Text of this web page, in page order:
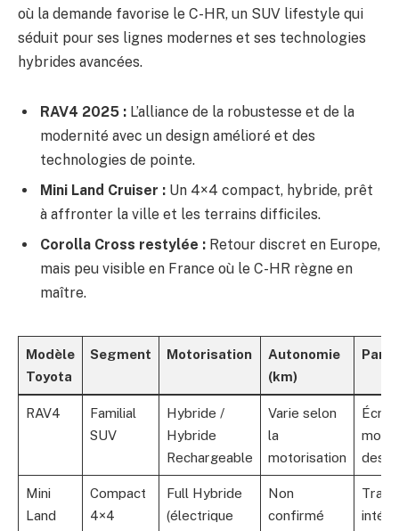
où la demande favorise le C-HR, un SUV lifestyle qui
séduit pour ses lignes modernes et ses technologies
hybrides avancées.
RAV4 2025 : L’alliance de la robustesse et de la
modernité avec un design amélioré et des
technologies de pointe.
Mini Land Cruiser : Un 4×4 compact, hybride, prêt
à affronter la ville et les terrains difficiles.
Corolla Cross restylée : Retour discret en Europe,
mais peu visible en France où le C-HR règne en
maître.
Modèle
Toyota
Segment Motorisation
Autonomie
(km)
RAV4
Familial
SUV
Hybride /
Hybride
Rechargeable
Varie selon
la
motorisation
Mini
Land
Compact
4×4
Full Hybride
(électrique
Non
confirmé